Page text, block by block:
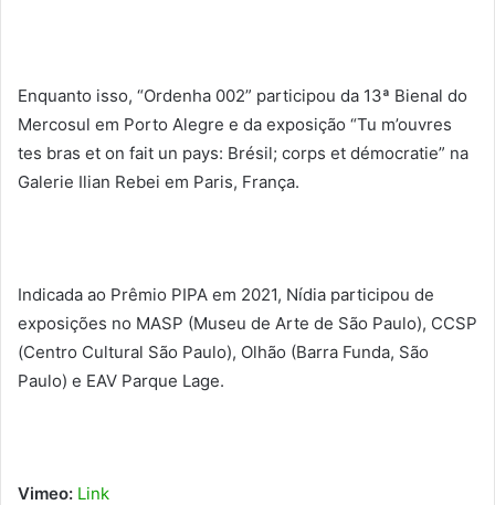
Enquanto isso, “Ordenha 002” participou da 13ª Bienal do
Mercosul em Porto Alegre e da exposição “Tu m’ouvres
tes bras et on fait un pays: Brésil; corps et démocratie” na
Galerie Ilian Rebei em Paris, França.
Indicada ao Prêmio PIPA em 2021, Nídia participou de
exposições no MASP (Museu de Arte de São Paulo), CCSP
(Centro Cultural São Paulo), Olhão (Barra Funda, São
Paulo) e EAV Parque Lage.
Vimeo: Link